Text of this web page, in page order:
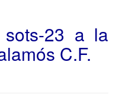
23 a la
C.F.